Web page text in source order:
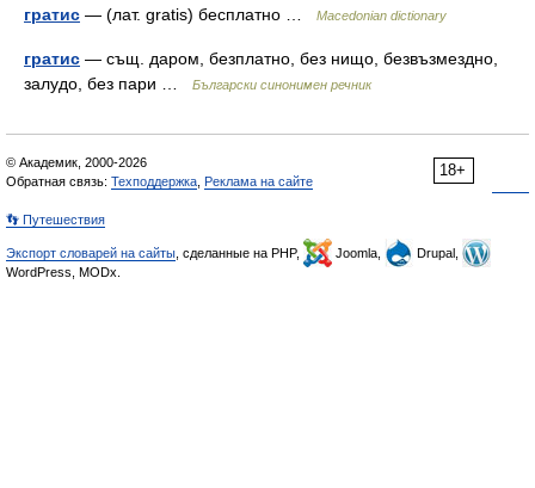
гратис — (лат. gratis) бесплатно … Macedonian dictionary
гратис — същ. даром, безплатно, без нищо, безвъзмездно,
залудо, без пари …
Български синонимен речник
18+
© Академик, 2000-2026
Обратная связь: Техподдержка Реклама на сайте
👣 Путешествия
Экспорт словарей на сайты , сделанные на PHP, Joomla,
Drupal,
WordPress, MODx.